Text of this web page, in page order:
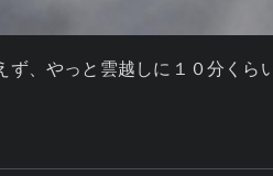
、やっと雲越しに１０分く